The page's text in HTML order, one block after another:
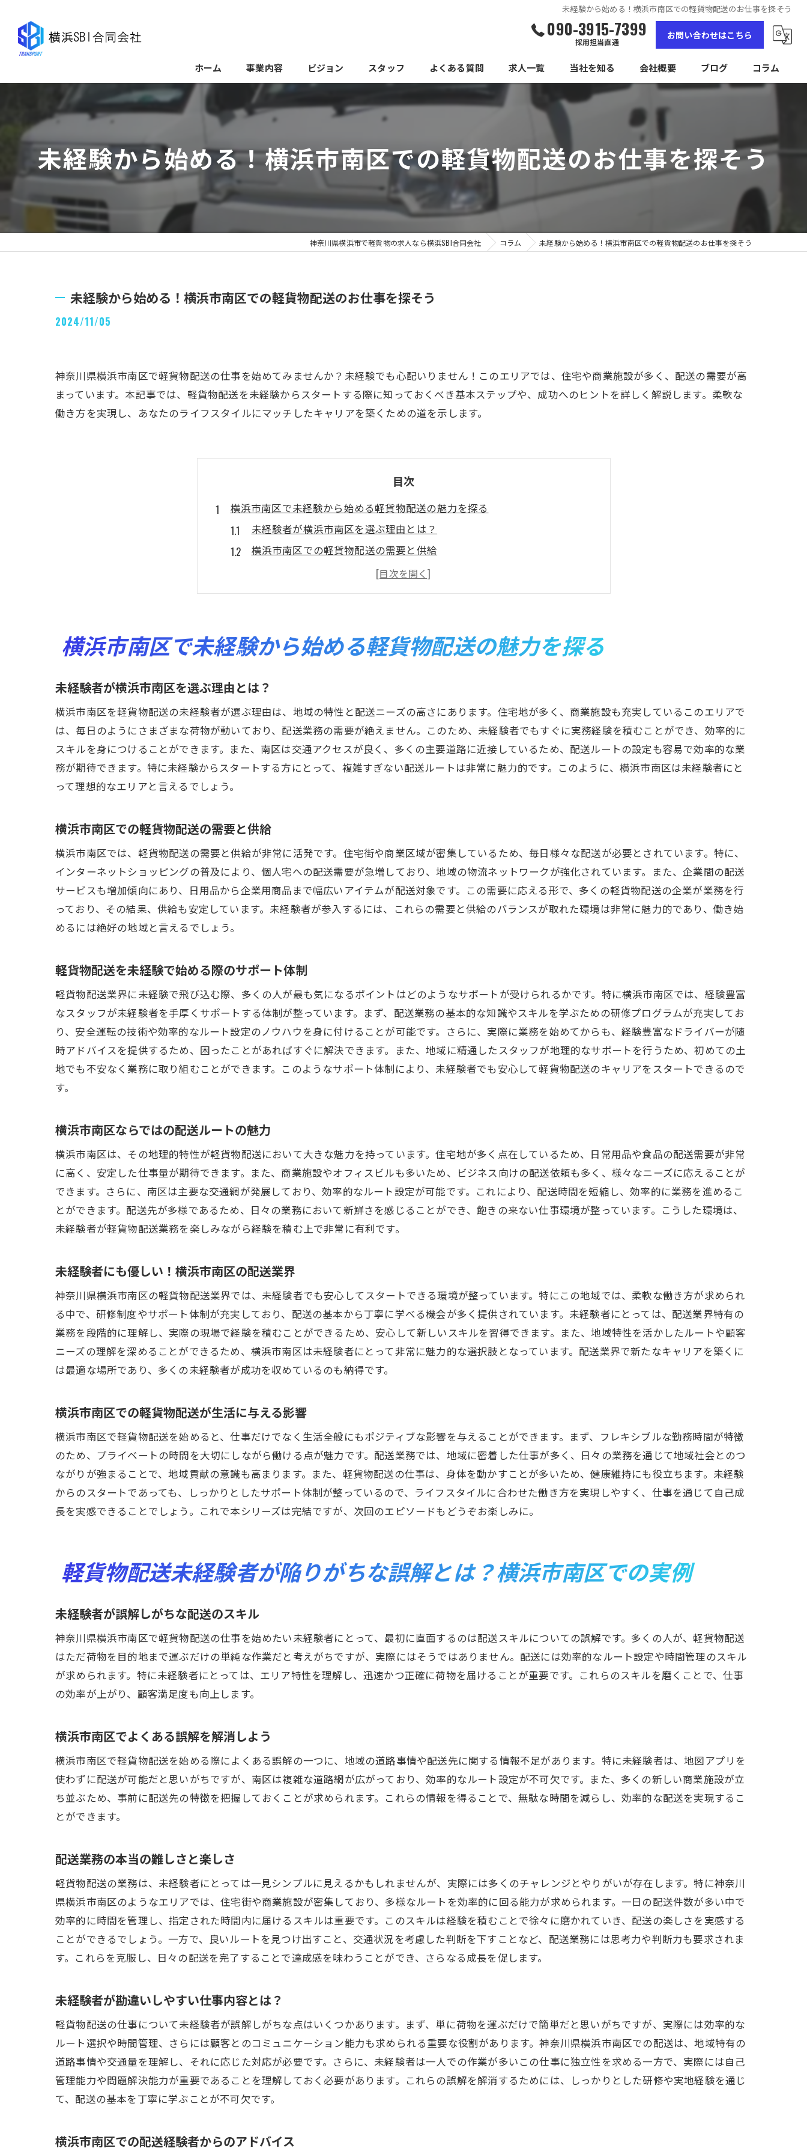
未経験から始める！横浜市南区での軽貨物配送のお仕事を探そう
090-3915-7399
採用担当直通
お問い合わせはこちら
ホーム 事業内容 ビジョン スタッフ よくある質問 求人一覧 当社を知る
未経験
経験者
会社概要 ブログ コラム
未経験から始める！横浜市南区での軽貨物配送のお仕事を探そう
神奈川県横浜市で軽貨物の求人なら横浜SBI合同会社 コラム 未経験から始める！横浜市南区での軽貨物配送のお仕事を探そう
未経験から始める！横浜市南区での軽貨物配送のお仕事を探そう
2024/11/05
神奈川県横浜市南区で軽貨物配送の仕事を始めてみませんか？未経験でも心配いりません！このエリアでは、住宅や商業施設が多く、配送の需要が高
まっています。本記事では、軽貨物配送を未経験からスタートする際に知っておくべき基本ステップや、成功へのヒントを詳しく解説します。柔軟な
働き方を実現し、あなたのライフスタイルにマッチしたキャリアを築くための道を示します。
目次
横浜市南区で未経験から始める軽貨物配送の魅力を探る
未経験者が横浜市南区を選ぶ理由とは？
横浜市南区での軽貨物配送の需要と供給
軽貨物配送を未経験で始める際のサポート体制
横浜市南区ならではの配送ルートの魅力
横浜市南区での軽貨物配送が生活に与える影響
軽貨物配送未経験者が陥りがちな誤解とは？横浜市南区での実例
横浜市南区でよくある誤解を解消しよう
配送業務の本当の難しさと楽しさ
未経験者が勘違いしやすい仕事内容とは？
横浜市南区での配送経験者からのアドバイス
未経験者が仕事探しを始める前に知っておくべきこと
横浜市南区での求人情報の探し方
未経験から選ばれる配送員になるためのポイント
面接での重要なアピールポイント
横浜市南区でのネットワーク活用法
横浜市南区での配送業務に必要なステップ
未経験者がプロになるためのスキルアップ方法
配送業務に必要な資格とその取得法
初心者向けの研修プログラム紹介
横浜市南区での成長を支えるキャリアパス
未経験者が直面する壁とその乗り越え方
横浜市南区で働くプロから学ぶ成功の秘訣
効率的なルート計画の立て方
横浜市南区での顧客満足度の高め方
未経験者でも成果を上げるためのコツ
成功するための継続的な自己改善法
横浜市南区での自由な働き方の魅力
横浜市南区の軽貨物配送がもたらす柔軟性
ライフスタイルに合わせた働き方の選択肢
未経験者が享受するフレキシブルなシフトの利点
横浜市南区での軽貨物配送が生むワークライフバランス
横浜市南区での配送業界の最新トレンド
未経験者が安心して働ける職場環境とは？
地域密着型の配送業務の特徴
横浜市南区で求められる配送業務のスキル
未経験者にやさしい労働環境とサポート
横浜市南区の配送業界の将来性と展望
未経験者が体感するライフスタイルの変化
横浜市南区での働き方改革とは？
未経験者が得られる仕事の充実感
横浜市南区での配送業務がもたらす社会貢献
未経験から始める新しいキャリアの魅力
横浜市南区で未経験から始める軽貨物配送の魅力を探る
未経験者が横浜市南区を選ぶ理由とは？
横浜市南区を軽貨物配送の未経験者が選ぶ理由は、地域の特性と配送ニーズの高さにあります。住宅地が多く、商業施設も充実しているこのエリアで
は、毎日のようにさまざまな荷物が動いており、配送業務の需要が絶えません。このため、未経験者でもすぐに実務経験を積むことができ、効率的に
スキルを身につけることができます。また、南区は交通アクセスが良く、多くの主要道路に近接しているため、配送ルートの設定も容易で効率的な業
務が期待できます。特に未経験からスタートする方にとって、複雑すぎない配送ルートは非常に魅力的です。このように、横浜市南区は未経験者にと
って理想的なエリアと言えるでしょう。
横浜市南区での軽貨物配送の需要と供給
横浜市南区では、軽貨物配送の需要と供給が非常に活発です。住宅街や商業区域が密集しているため、毎日様々な配送が必要とされています。特に、
インターネットショッピングの普及により、個人宅への配送需要が急増しており、地域の物流ネットワークが強化されています。また、企業間の配送
サービスも増加傾向にあり、日用品から企業用商品まで幅広いアイテムが配送対象です。この需要に応える形で、多くの軽貨物配送の企業が業務を行
っており、その結果、供給も安定しています。未経験者が参入するには、これらの需要と供給のバランスが取れた環境は非常に魅力的であり、働き始
めるには絶好の地域と言えるでしょう。
軽貨物配送を未経験で始める際のサポート体制
軽貨物配送業界に未経験で飛び込む際、多くの人が最も気になるポイントはどのようなサポートが受けられるかです。特に横浜市南区では、経験豊富
なスタッフが未経験者を手厚くサポートする体制が整っています。まず、配送業務の基本的な知識やスキルを学ぶための研修プログラムが充実してお
り、安全運転の技術や効率的なルート設定のノウハウを身に付けることが可能です。さらに、実際に業務を始めてからも、経験豊富なドライバーが随
時アドバイスを提供するため、困ったことがあればすぐに解決できます。また、地域に精通したスタッフが地理的なサポートを行うため、初めての土
地でも不安なく業務に取り組むことができます。このようなサポート体制により、未経験者でも安心して軽貨物配送のキャリアをスタートできるので
す。
横浜市南区ならではの配送ルートの魅力
横浜市南区は、その地理的特性が軽貨物配送において大きな魅力を持っています。住宅地が多く点在しているため、日常用品や食品の配送需要が非常
に高く、安定した仕事量が期待できます。また、商業施設やオフィスビルも多いため、ビジネス向けの配送依頼も多く、様々なニーズに応えることが
できます。さらに、南区は主要な交通網が発展しており、効率的なルート設定が可能です。これにより、配送時間を短縮し、効率的に業務を進めるこ
とができます。配送先が多様であるため、日々の業務において新鮮さを感じることができ、飽きの来ない仕事環境が整っています。こうした環境は、
未経験者が軽貨物配送業務を楽しみながら経験を積む上で非常に有利です。
未経験者にも優しい！横浜市南区の配送業界
神奈川県横浜市南区の軽貨物配送業界では、未経験者でも安心してスタートできる環境が整っています。特にこの地域では、柔軟な働き方が求められ
る中で、研修制度やサポート体制が充実しており、配送の基本から丁寧に学べる機会が多く提供されています。未経験者にとっては、配送業界特有の
業務を段階的に理解し、実際の現場で経験を積むことができるため、安心して新しいスキルを習得できます。また、地域特性を活かしたルートや顧客
ニーズの理解を深めることができるため、横浜市南区は未経験者にとって非常に魅力的な選択肢となっています。配送業界で新たなキャリアを築くに
は最適な場所であり、多くの未経験者が成功を収めているのも納得です。
横浜市南区での軽貨物配送が生活に与える影響
横浜市南区で軽貨物配送を始めると、仕事だけでなく生活全般にもポジティブな影響を与えることができます。まず、フレキシブルな勤務時間が特徴
のため、プライベートの時間を大切にしながら働ける点が魅力です。配送業務では、地域に密着した仕事が多く、日々の業務を通じて地域社会とのつ
ながりが強まることで、地域貢献の意識も高まります。また、軽貨物配送の仕事は、身体を動かすことが多いため、健康維持にも役立ちます。未経験
からのスタートであっても、しっかりとしたサポート体制が整っているので、ライフスタイルに合わせた働き方を実現しやすく、仕事を通じて自己成
長を実感できることでしょう。これで本シリーズは完結ですが、次回のエピソードもどうぞお楽しみに。
軽貨物配送未経験者が陥りがちな誤解とは？横浜市南区での実例
未経験者が誤解しがちな配送のスキル
神奈川県横浜市南区で軽貨物配送の仕事を始めたい未経験者にとって、最初に直面するのは配送スキルについての誤解です。多くの人が、軽貨物配送
はただ荷物を目的地まで運ぶだけの単純な作業だと考えがちですが、実際にはそうではありません。配送には効率的なルート設定や時間管理のスキル
が求められます。特に未経験者にとっては、エリア特性を理解し、迅速かつ正確に荷物を届けることが重要です。これらのスキルを磨くことで、仕事
の効率が上がり、顧客満足度も向上します。
横浜市南区でよくある誤解を解消しよう
横浜市南区で軽貨物配送を始める際によくある誤解の一つに、地域の道路事情や配送先に関する情報不足があります。特に未経験者は、地図アプリを
使わずに配送が可能だと思いがちですが、南区は複雑な道路網が広がっており、効率的なルート設定が不可欠です。また、多くの新しい商業施設が立
ち並ぶため、事前に配送先の特徴を把握しておくことが求められます。これらの情報を得ることで、無駄な時間を減らし、効率的な配送を実現するこ
とができます。
配送業務の本当の難しさと楽しさ
軽貨物配送の業務は、未経験者にとっては一見シンプルに見えるかもしれませんが、実際には多くのチャレンジとやりがいが存在します。特に神奈川
県横浜市南区のようなエリアでは、住宅街や商業施設が密集しており、多様なルートを効率的に回る能力が求められます。一日の配送件数が多い中で
効率的に時間を管理し、指定された時間内に届けるスキルは重要です。このスキルは経験を積むことで徐々に磨かれていき、配送の楽しさを実感する
ことができるでしょう。一方で、良いルートを見つけ出すこと、交通状況を考慮した判断を下すことなど、配送業務には思考力や判断力も要求されま
す。これらを克服し、日々の配送を完了することで達成感を味わうことができ、さらなる成長を促します。
未経験者が勘違いしやすい仕事内容とは？
軽貨物配送の仕事について未経験者が誤解しがちな点はいくつかあります。まず、単に荷物を運ぶだけで簡単だと思いがちですが、実際には効率的な
ルート選択や時間管理、さらには顧客とのコミュニケーション能力も求められる重要な役割があります。神奈川県横浜市南区での配送は、地域特有の
道路事情や交通量を理解し、それに応じた対応が必要です。さらに、未経験者は一人での作業が多いこの仕事に独立性を求める一方で、実際には自己
管理能力や問題解決能力が重要であることを理解しておく必要があります。これらの誤解を解消するためには、しっかりとした研修や実地経験を通じ
て、配送の基本を丁寧に学ぶことが不可欠です。
横浜市南区での配送経験者からのアドバイス